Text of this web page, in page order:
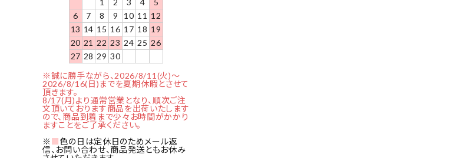
1
2 3 4
5
6
7 8 9 10 11 12
13 14 15 16 17 18 19
20 21 22 23 24 25 26
27 28 29 30
※誠に勝手ながら、2026/8/11(火)～
2026/8/16(日)までを夏期休暇とさせて
頂きます。
8/17(月)より通常営業となり、順次ご注
文頂いております商品を出荷いたします
ので、商品到着まで少々お時間がかかり
ますことをご了承ください。
※ ■色の日は定休日のためメール返
信、お問い合わせ、商品発送ともお休み